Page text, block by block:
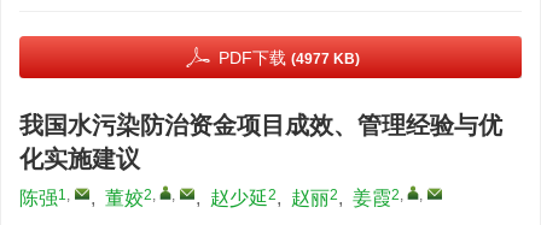
PDF下载 (4977 KB)
我国水污染防治资金项目成效、管理经验与优
化实施建议
陈强1, , 董姣2, , , 赵少延2, 赵丽2, 姜霞2, ,